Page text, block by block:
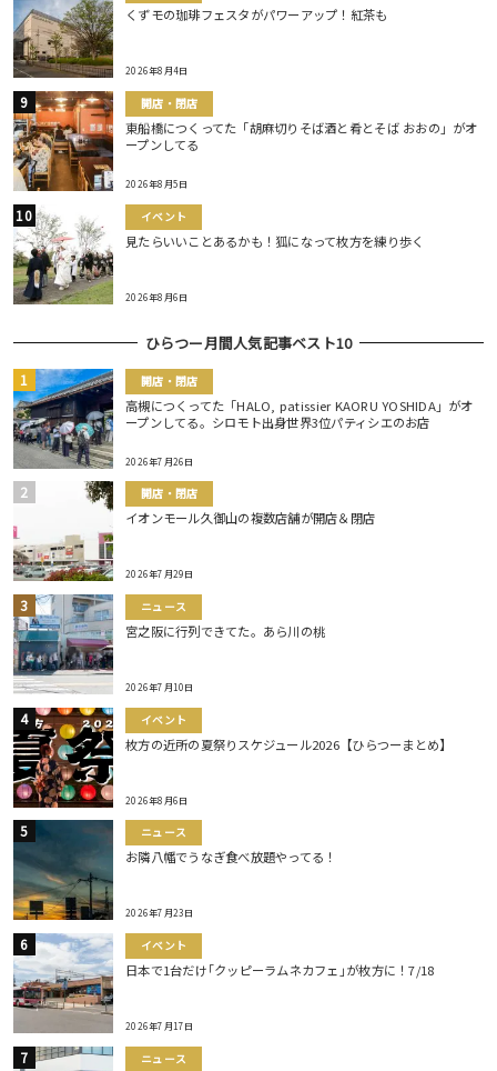
くずモの珈琲フェスタがパワーアップ！紅茶も
2026年8月4日
開店・閉店
東船橋につくってた「胡麻切りそば酒と肴とそば おおの」がオ
ープンしてる
2026年8月5日
イベント
見たらいいことあるかも！狐になって枚方を練り歩く
2026年8月6日
ひらつー月間人気記事ベスト10
開店・閉店
高槻につくってた「HALO, patissier KAORU YOSHIDA」がオ
ープンしてる。シロモト出身世界3位パティシエのお店
2026年7月26日
開店・閉店
イオンモール久御山の複数店舗が開店＆閉店
2026年7月29日
ニュース
宮之阪に行列できてた。あら川の桃
2026年7月10日
イベント
枚方の近所の夏祭りスケジュール2026【ひらつーまとめ】
2026年8月6日
ニュース
お隣八幡でうなぎ食べ放題やってる！
2026年7月23日
イベント
日本で1台だけ｢クッピーラムネカフェ｣が枚方に！7/18
2026年7月17日
ニュース